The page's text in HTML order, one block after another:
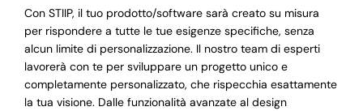
Con STIIP, il tuo prodotto/software sarà creato su misura
per rispondere a tutte le tue esigenze specifiche, senza
alcun limite di personalizzazione. Il nostro team di esperti
lavorerà con te per sviluppare un progetto unico e
completamente personalizzato, che rispecchia esattamente
la tua visione. Dalle funzionalità avanzate al design